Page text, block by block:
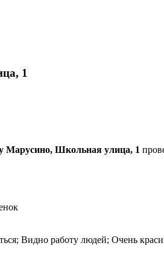
1
Марусино, Школьная улица, 1
Видно работу людей; Очень